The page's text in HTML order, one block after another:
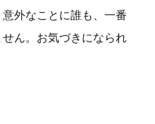
外なことに誰も、一番
ん。お気づきになられ